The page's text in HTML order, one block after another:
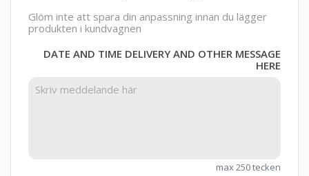
Glöm inte att spara din anpassning innan du lägger
produkten i kundvagnen
DATE AND TIME DELIVERY AND OTHER MESSAGE
HERE
max 250 tecken